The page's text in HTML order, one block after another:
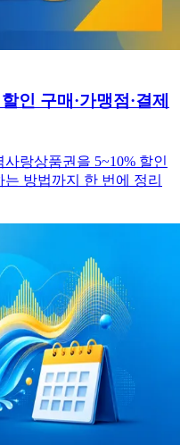
인 구매·가맹점·결제
랑상품권을 5~10% 할인
방법까지 한 번에 정리